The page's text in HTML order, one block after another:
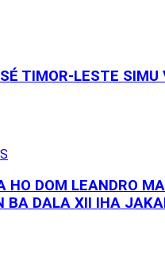
TIMOR-LESTE
HO DOM LEANDRO
BA DALA XII IHA